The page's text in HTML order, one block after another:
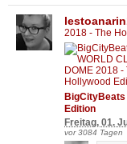
2018 - The
BigCityBeats
Edition
Freitag, 01.
vor 3084 Tagen